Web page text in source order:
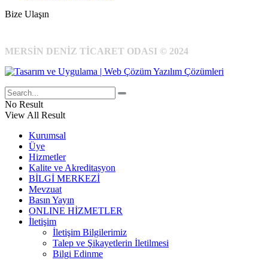
Bize Ulaşın
MERSİN DENİZ TİCARET ODASI © 2024
No Result
View All Result
Kurumsal
Üye
Hizmetler
Kalite ve Akreditasyon
BİLGİ MERKEZİ
Mevzuat
Basın Yayın
ONLINE HİZMETLER
İletişim
İletişim Bilgilerimiz
Talep ve Şikayetlerin İletilmesi
Bilgi Edinme